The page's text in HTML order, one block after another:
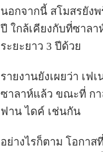
นอกจากนี้ สโมสรยัง
ปี ใกล้เคียงกับที่ซาล
ระยะยาว 3 ปีด้วย
รายงานยังเผยว่า เฟ
ซาลาห์แล้ว ขณะที่ กา
ฟาน ไดค์ เช่นกัน
อย่างไรก็ตาม โอกา